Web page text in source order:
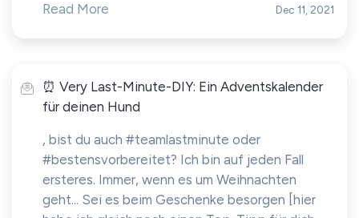
Read More Dec 11, 2021
⏰ Very Last-Minute-DIY: Ein Adventskalender
für deinen Hund
, bist du auch #teamlastminute oder
#bestensvorbereitet? Ich bin auf jeden Fall
ersteres. Immer, wenn es um Weihnachten
geht... Sei es beim Geschenke besorgen [hier